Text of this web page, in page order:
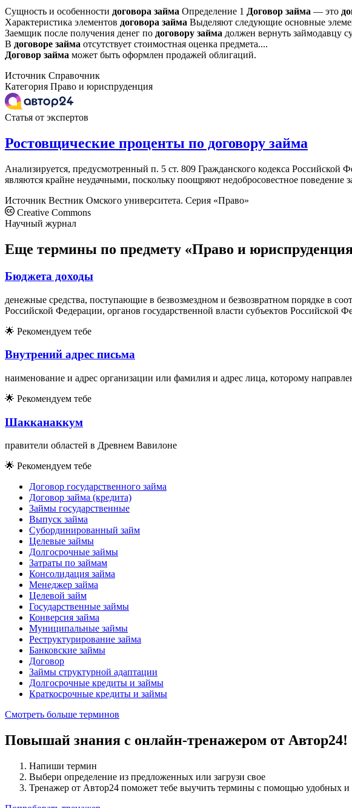
Сущность и особенности договора займа Определение 1 Договор займа — это
Характеристика элементов договора займа Выделяют следующие основные
Заемщик после получения денег по договору займа должен вернуть займодавцу
В договоре займа отсутствует стоимостная оценка предмета....
Договор займа может быть оформлен продажей облигаций.
Источник Справочник
Категория Право и юриспруденция
Статья от экспертов
Ростовщические проценты по договору займа
Анализируется, предусмотренный п. 5 ст. 809 Гражданского кодекса
являются крайне неудачными, поскольку поощряют недобросовестное поведение
Источник Вестник Омского университета. Серия «Право»
Creative Commons
Научный журнал
Еще термины по предмету «Право и
Бюджета доходы
денежные средства, поступающие в безвозмездном и безвозвратном порядке в
Российской Федерации, органов государственной власти субъектов Российской
🌟 Рекомендуем тебе
Внутрений адрес письма
наименование и адрес организации или фамилия и адрес лица, которому
🌟 Рекомендуем тебе
Шакканаккум
правители областей в Древнем Вавилоне
🌟 Рекомендуем тебе
Договор государственного займа
Договор займа (кредита)
Займы государственные
Выпуск займа
Субординированный займ
Целевые займы
Долгосрочные займы
Затраты по займам
Консолидация займа
Менеджер займа
Целевой займ
Государственные займы
Конверсия займа
Муниципальные займы
Реструктурирование займа
Банковские займы
Договор
Займы структурной адаптации
Долгосрочные кредиты и займы
Краткосрочные кредиты и займы
Смотреть больше терминов
Повышай знания с онлайн-тренажером от Автор24!
Напиши термин
Выбери определение из предложенных или загрузи свое
Тренажер от Автор24 поможет тебе выучить термины с помощью удобных и